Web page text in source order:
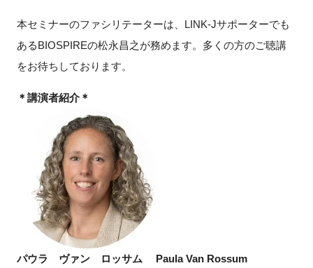
本セミナーのファシリテーターは、 LINK-Jサポーターでも
あるBIOSPIREの松永昌之が務めます。多くの方のご聴講
をお待ちしております。
＊講演者紹介＊
パウラ ヴァン ロッサム Paula Van Rossum